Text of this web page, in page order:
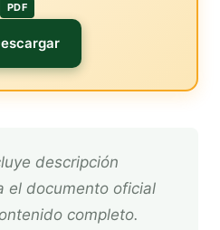
PDF
el documento oficial
completo.